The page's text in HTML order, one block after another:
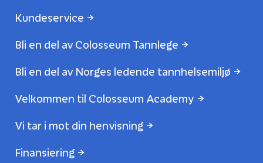
Kundeservice
Bli en del av Colosseum Tannlege
Bli en del av Norges ledende tannhelsemiljø
Velkommen til Colosseum Academy
Vi tar i mot din henvisning
Finansiering